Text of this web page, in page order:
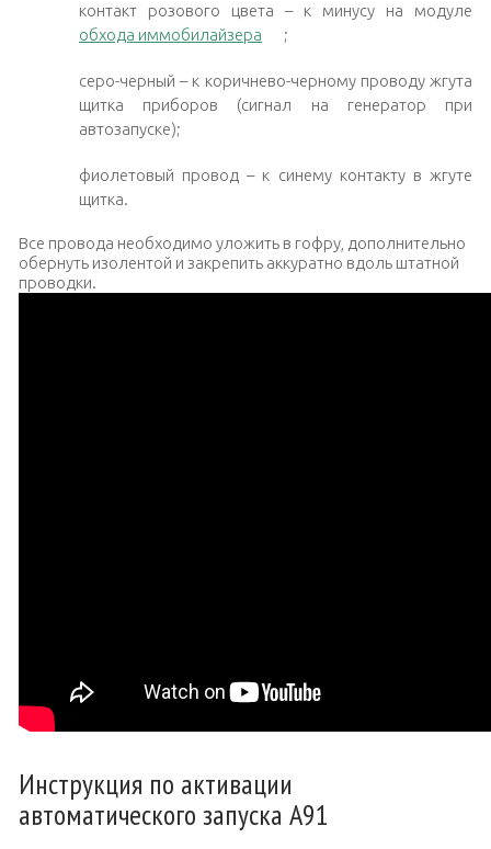
контакт розового цвета – к минусу на модуле
обхода иммобилайзера
;
серо-черный – к коричнево-черному проводу жгута
щитка приборов (сигнал на генератор при
автозапуске);
фиолетовый провод – к синему контакту в жгуте
щитка.
Все провода необходимо уложить в гофру, дополнительно
обернуть изолентой и закрепить аккуратно вдоль штатной
проводки.
Инструкция по активации
автоматического запуска А91